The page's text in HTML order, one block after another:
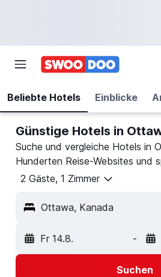
Beliebte Hotels Einblicke
Günstige Hotels in
Suche und vergleiche Hotels in
Hunderten Reise-Websites und
2 Gäste, 1 Zimmer
Ottawa, Kanada
Fr 14.8. -
Suchen